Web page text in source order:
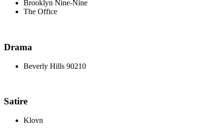
Brooklyn Nine-Nine
The Office
Drama
Beverly Hills 90210
Satire
Klovn